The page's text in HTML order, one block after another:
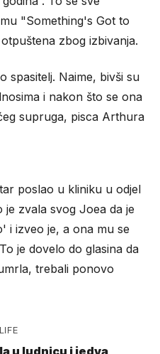
"Something's Got to
zbog izbivanja.
spasitelj. Naime, bivši su
i nakon što se ona
supruga, pisca Arthura
poslao u kliniku u odjel
zvala svog Joea da je
i izveo je, a ona mu se
je dovelo do glasina da
trebali ponovo
LIFE